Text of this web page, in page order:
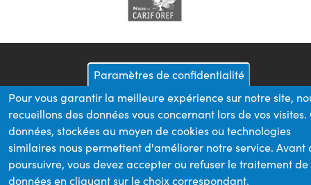
Paramètres de confidentialité
Pour vous garantir la meilleure expérience sur notre site,
recueillons des données vous concernant lors de vos visites.
données, stockées au moyen de cookies ou technologies
similaires nous permettent d'améliorer notre service. Avant
poursuivre, vous devez accepter ou refuser le traitement de
données en cliquant sur le choix correspondant.